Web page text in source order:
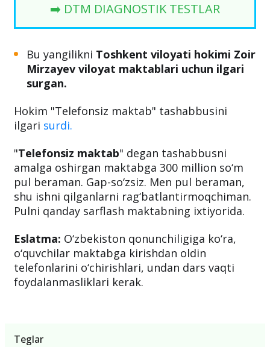
➡️ DTM DIAGNOSTIK TESTLAR
Bu yangilikni Toshkent viloyati hokimi Zoir
Mirzayev viloyat maktablari uchun ilgari
surgan.
Hokim "Telefonsiz maktab" tashabbusini
ilgari surdi.
"Telefonsiz maktab" degan tashabbusni
amalga oshirgan maktabga 300 million so‘m
pul beraman. Gap-so‘zsiz. Men pul beraman,
shu ishni qilganlarni rag‘batlantirmoqchiman.
Pulni qanday sarflash maktabning ixtiyorida.
Eslatma: O‘zbekiston qonunchiligiga ko‘ra,
o‘quvchilar maktabga kirishdan oldin
telefonlarini o‘chirishlari, undan dars vaqti
foydalanmasliklari kerak.
Teglar